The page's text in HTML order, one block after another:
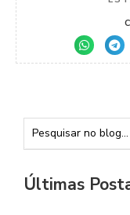
Últimas